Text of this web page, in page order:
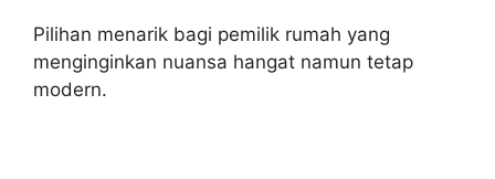
Pilihan menarik bagi pemilik rumah yang
menginginkan nuansa hangat namun tetap
modern.